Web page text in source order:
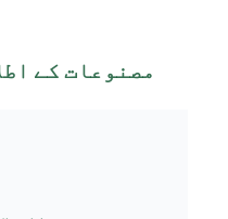
مصنوعات کے